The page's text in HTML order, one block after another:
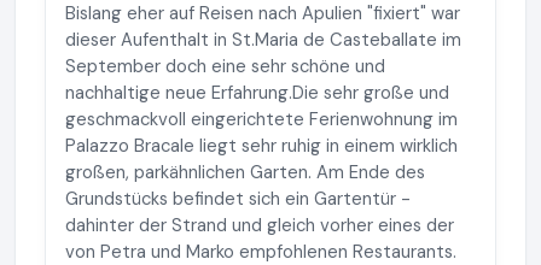
Bislang eher auf Reisen nach Apulien "fixiert" war
dieser Aufenthalt in St.Maria de Casteballate im
September doch eine sehr schöne und
nachhaltige neue Erfahrung.Die sehr große und
geschmackvoll eingerichtete Ferienwohnung im
Palazzo Bracale liegt sehr ruhig in einem wirklich
großen, parkähnlichen Garten. Am Ende des
Grundstücks befindet sich ein Gartentür -
dahinter der Strand und gleich vorher eines der
von Petra und Marko empfohlenen Restaurants.